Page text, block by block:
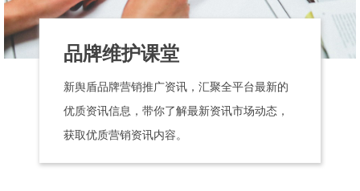
品牌维护课堂
新舆盾品牌营销推广资讯，汇聚全平台最新的
优质资讯信息，带你了解最新资讯市场动态，
获取优质营销资讯内容。